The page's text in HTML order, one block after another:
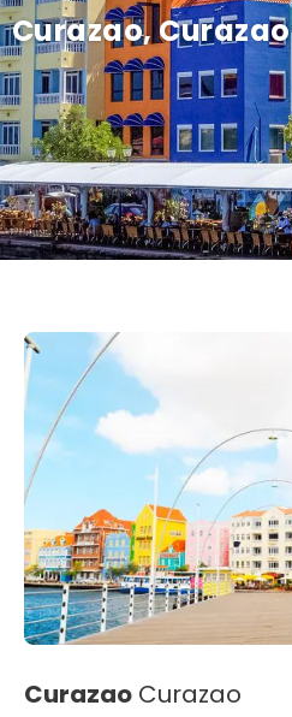
Curazao, Curazao
Curazao Curazao